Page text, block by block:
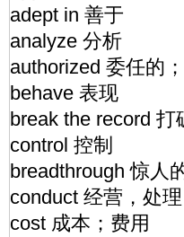
adept in 善于
analyze 分析
authorized 委任的
behave 表现
break the record
control 控制
breadthrough 惊人
conduct 经营，处理
cost 成本；费用